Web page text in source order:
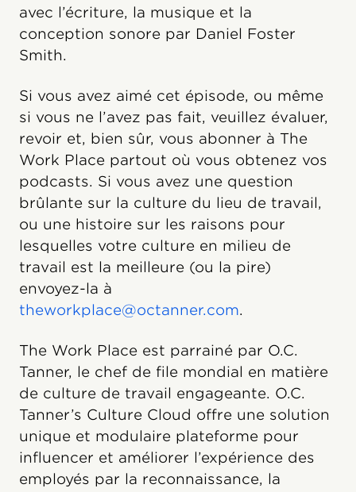
avec l’écriture, la musique et la
conception sonore par Daniel Foster
Smith.
Si vous avez aimé cet épisode, ou même
si vous ne l’avez pas fait, veuillez évaluer,
revoir et, bien sûr, vous abonner à The
Work Place partout où vous obtenez vos
podcasts. Si vous avez une question
brûlante sur la culture du lieu de travail,
ou une histoire sur les raisons pour
lesquelles votre culture en milieu de
travail est la meilleure (ou la pire)
envoyez-la à
theworkplace@octanner.com.
The Work Place est parrainé par O.C.
Tanner, le chef de file mondial en matière
de culture de travail engageante. O.C.
Tanner’s Culture Cloud offre une solution
unique et modulaire plateforme pour
influencer et améliorer l’expérience des
employés par la reconnaissance, la